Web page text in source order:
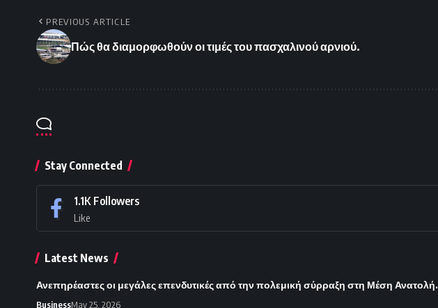
PREVIOUS ARTICLE
Πώς θα διαμορφωθούν οι τιμές του πασχαλινού αρνιού.
Stay Connected
1.1K Followers
Like
Latest News
Ανεπηρέαστες οι μεγάλες επενδυτικές από την πολεμική σύρραξη στη Μέση Ανατολή.
BusinessMay 25, 2026